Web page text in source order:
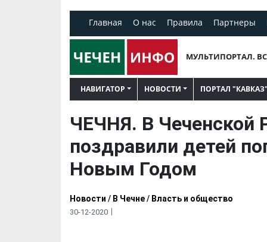
Главная О нас Правила Партнеры
МУЛЬТИПОРТАЛ.
НАВИГАТОР НОВОСТИ ПОРТАЛ "КАВКАЗ"
ЧЕЧНЯ. В Чеченской
поздравили детей
Новым Годом
Новости / В Чечне/ Власть и общество
30-12-2020